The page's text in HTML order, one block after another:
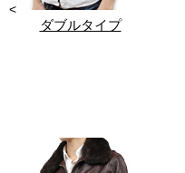
<
ダブルタイプ